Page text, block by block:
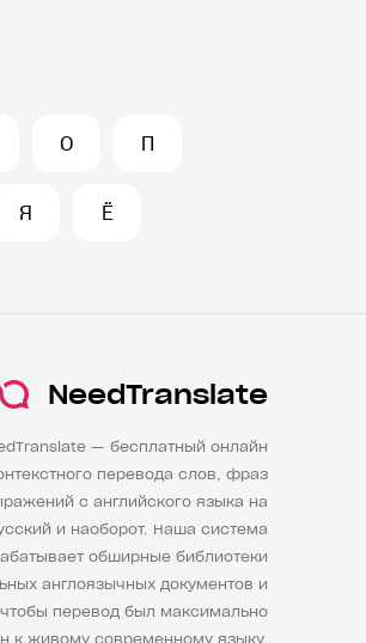
О П
Я Ё
NeedTranslate
— бесплатный онлайн
перевода слов, фраз
с английского языка на
и наоборот. Наша система
обширные библиотеки
англоязычных документов и
чтобы перевод был максимально
к живому современному языку.